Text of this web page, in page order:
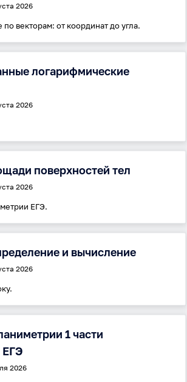
2026
векторам: от координат до угла.
логарифмические
2026
поверхностей тел
2026
ЕГЭ.
и вычисление
2026
1 части
ЕГЭ
2026